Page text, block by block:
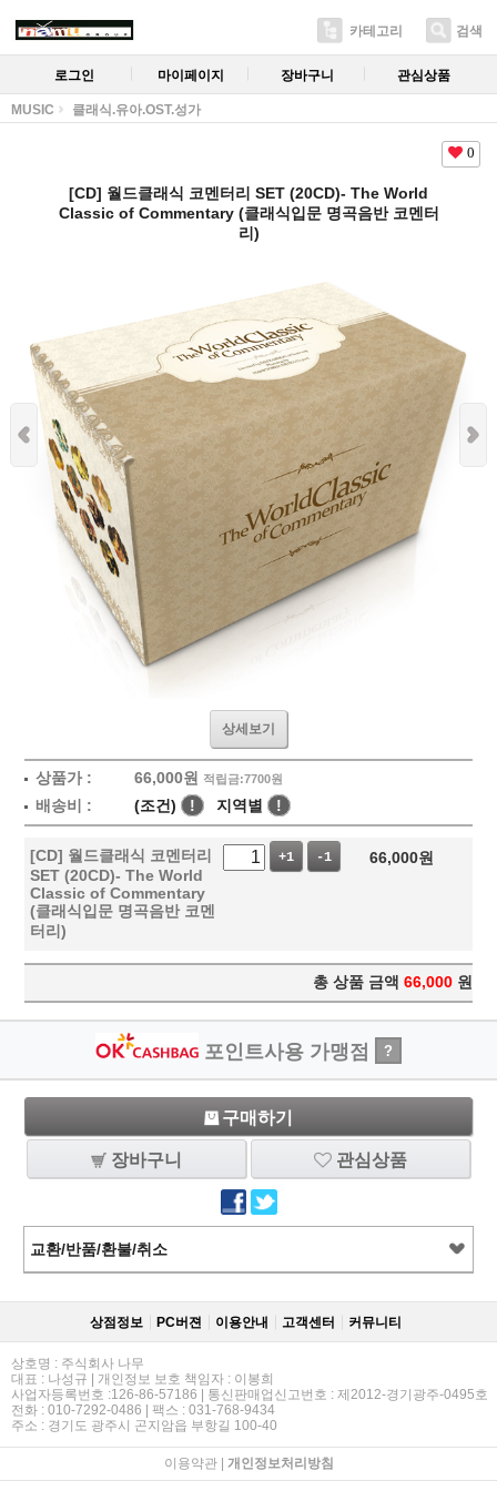
카테고리 검색
로그인 마이페이지 장바구니 관심상품
MUSIC 클래식.유아.OST.성가
0
[CD] 월드클래식 코멘터리 SET (20CD)- The World
Classic of Commentary (클래식입문 명곡음반 코멘터
리)
상세보기
상품가 : 66,000원 적립금:7700원
배송비 : (조건) ! 지역별 !
[CD] 월드클래식 코멘터리
SET (20CD)- The World
Classic of Commentary
(클래식입문 명곡음반 코멘
터리)
+1 -1 66,000원
총 상품 금액 66,000 원
포인트사용 가맹점 ?
구매하기
장바구니 관심상품
교환/반품/환불/취소
상점정보 PC버젼 이용안내 고객센터 커뮤니티
상호명 : 주식회사 나무
대표 : 나성규 | 개인정보 보호 책임자 : 이봉희
사업자등록번호 :126-86-57186 | 통신판매업신고번호 : 제2012-경기광주-0495호
전화 : 010-7292-0486 | 팩스 : 031-768-9434
주소 : 경기도 광주시 곤지암읍 부항길 100-40
이용약관| 개인정보처리방침